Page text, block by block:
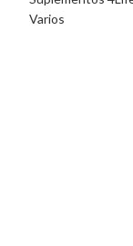
Varios